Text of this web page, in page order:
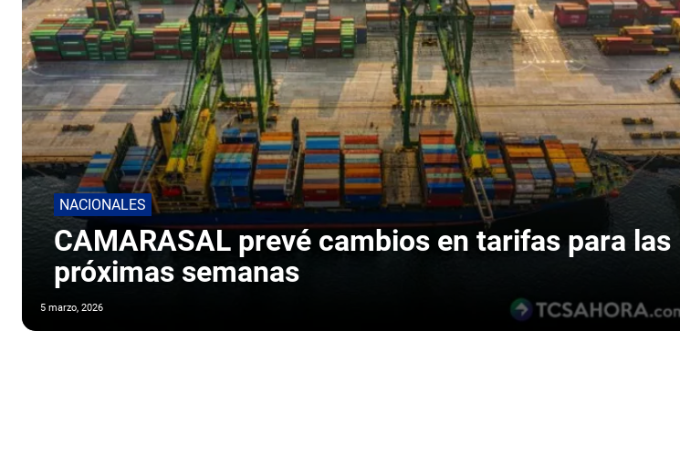
NACIONALES
CAMARASAL prevé cambios en tarifas para las
próximas semanas
5 marzo, 2026